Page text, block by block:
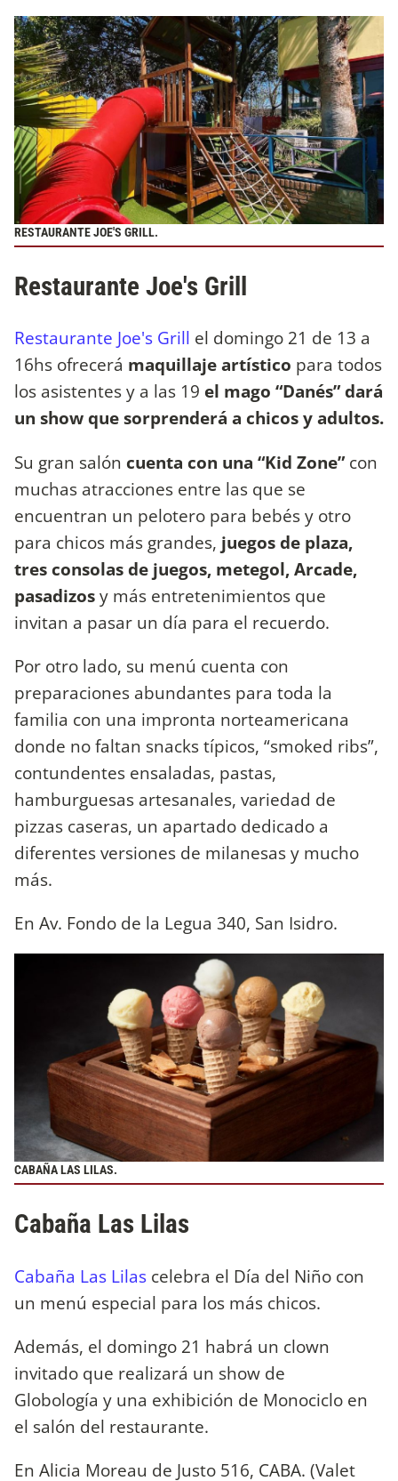
RESTAURANTE JOE'S GRILL.
Restaurante Joe's Grill
Restaurante Joe's Grill el domingo 21 de 13 a
16hs ofrecerá maquillaje artístico para todos
los asistentes y a las 19 el mago “Danés” dará
un show que sorprenderá a chicos y adultos.
Su gran salón cuenta con una “Kid Zone”con
muchas atracciones entre las que se
encuentran un pelotero para bebés y otro
para chicos más grandes, juegos de plaza,
tres consolas de juegos, metegol, Arcade,
pasadizosy más entretenimientos que
invitan a pasar un día para el recuerdo.
Por otro lado, su menú cuenta con
preparaciones abundantes para toda la
familia con una impronta norteamericana
donde no faltan snacks típicos, “smoked ribs”,
contundentes ensaladas, pastas,
hamburguesas artesanales, variedad de
pizzas caseras, un apartado dedicado a
diferentes versiones de milanesas y mucho
más.
En Av. Fondo de la Legua 340, San Isidro.
CABAÑA LAS LILAS.
Cabaña Las Lilas
Cabaña Las Lilas celebra el Día del Niño con
un menú especial para los más chicos.
Además, el domingo 21 habrá un clown
invitado que realizará un show de
Globología y una exhibición de Monociclo en
el salón del restaurante.
En Alicia Moreau de Justo 516, CABA. (Valet